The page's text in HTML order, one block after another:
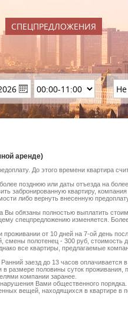
СПЕЦПРЕДЛОЖЕНИЯ
аренде)
До этого времени квартира
позднюю или даты отъезда на
забронированную квартиру,
либо вернуть внесенную
обязаны полностью выплатить
спецпредложению изменяется.
от 10 дней на 7-ой день
полотенец - 300 руб, стоимость
все квартиры, предлагаемые
заезд до 13 часов
размере половины суток
компании заранее.
Вами общественного порядка.
вещей, находящихся в квартире в